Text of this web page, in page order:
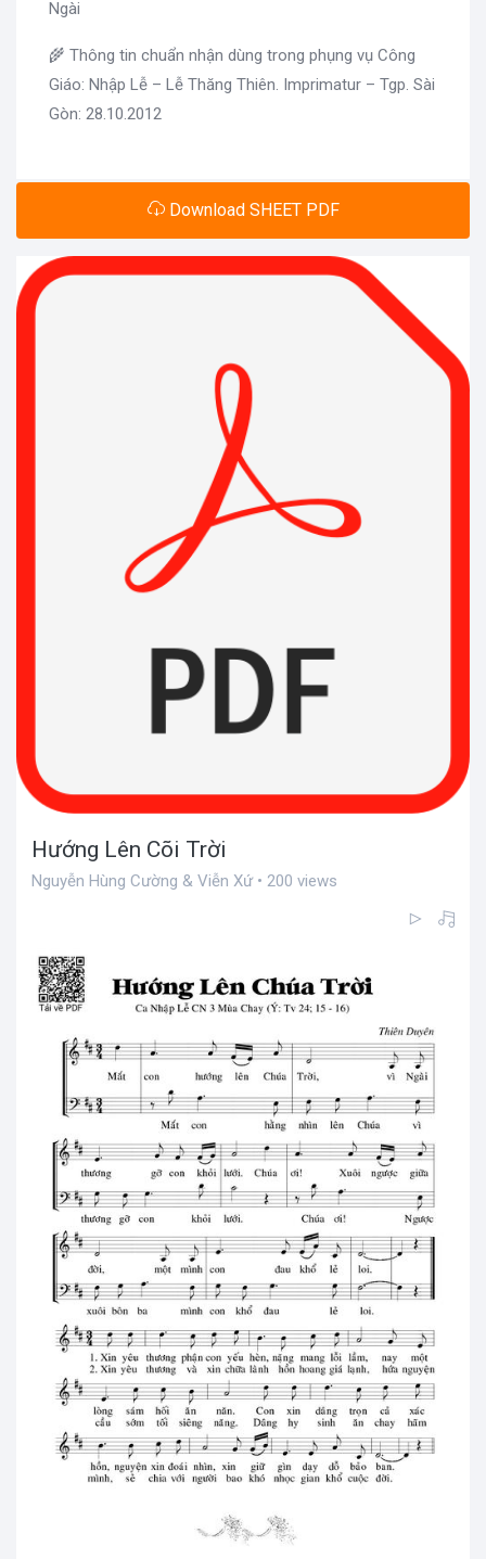
Ngài
🌾 Thông tin chuẩn nhận dùng trong phụng vụ Công
Giáo: Nhập Lễ – Lễ Thăng Thiên. Imprimatur – Tgp. Sài
Gòn: 28.10.2012
Download SHEET PDF
Hướng Lên Cõi Trời
Nguyễn Hùng Cường & Viễn Xứ • 200 views